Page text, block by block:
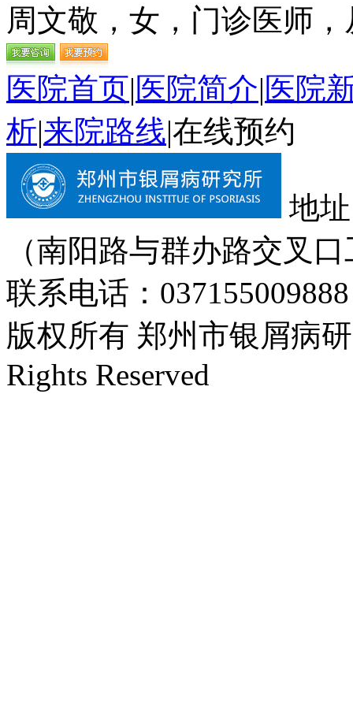
周文敬，女，门诊医师
医院首页|医院简介|医院
析|来院路线|在线预约
地
（南阳路与群办路交叉
联系电话：037155009888
版权所有 郑州市银屑病
Rights Reserved